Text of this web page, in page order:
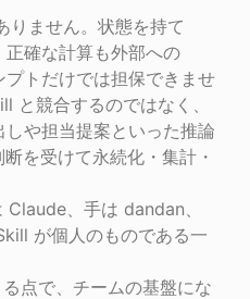
りません。状態を持て
確な計算も外部への
トだけでは担保できませ
と競合するのではなく、
や担当提案といった推論
を受けて永続化・集計・
、手は dandan、
が個人のものである一
点で、チームの基盤にな